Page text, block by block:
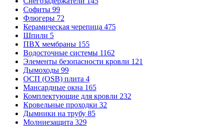
Софиты 99
Флюгеры 72
Керамическая черепица 475
Шпили 5
ПВХ мембраны 155
Водосточные системы 1162
Элементы безопасности кровли 121
Дымоходы 99
ОСП (OSB) плита 4
Мансардные окна 165
Комплектующие для кровли 232
Кровельные проходки 32
Дымники на трубу 85
Молниезащита 329